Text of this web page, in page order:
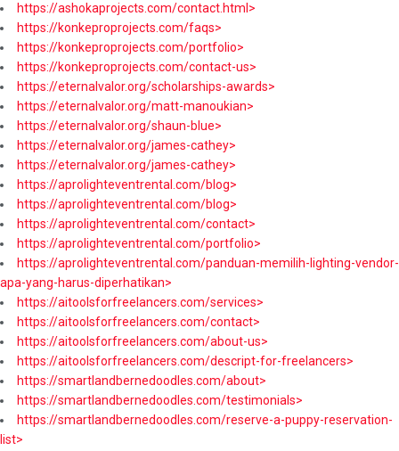
https://ashokaprojects.com/contact.html>
https://konkeproprojects.com/faqs>
https://konkeproprojects.com/portfolio>
https://konkeproprojects.com/contact-us>
https://eternalvalor.org/scholarships-awards>
https://eternalvalor.org/matt-manoukian>
https://eternalvalor.org/shaun-blue>
https://eternalvalor.org/james-cathey>
https://eternalvalor.org/james-cathey>
https://aprolighteventrental.com/blog>
https://aprolighteventrental.com/blog>
https://aprolighteventrental.com/contact>
https://aprolighteventrental.com/portfolio>
https://aprolighteventrental.com/panduan-memilih-lighting-vendor-
apa-yang-harus-diperhatikan>
https://aitoolsforfreelancers.com/services>
https://aitoolsforfreelancers.com/contact>
https://aitoolsforfreelancers.com/about-us>
https://aitoolsforfreelancers.com/descript-for-freelancers>
https://smartlandbernedoodles.com/about>
https://smartlandbernedoodles.com/testimonials>
https://smartlandbernedoodles.com/reserve-a-puppy-reservation-
list>